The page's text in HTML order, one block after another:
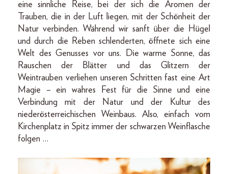
eine sinnliche Reise, bei der sich die Aromen der
Trauben, die in der Luft liegen, mit der Schönheit der
Natur verbinden. Während wir sanft über die Hügel
und durch die Reben schlenderten, öffnete sich eine
Welt des Genusses vor uns. Die warme Sonne, das
Rauschen der Blätter und das Glitzern der
Weintrauben verliehen unseren Schritten fast eine Art
Magie – ein wahres Fest für die Sinne und eine
Verbindung mit der Natur und der Kultur des
niederösterreichischen Weinbaus. Also, einfach vom
Kirchenplatz in Spitz immer der schwarzen Weinflasche
folgen …